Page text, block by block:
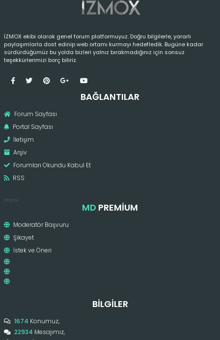
İZMOX ekibi olarak genel forum platformuyuz. Doğru bilgilerle, yararlı
paylaşımlarla dost edinip web ortamı kurmayı hedefledik. Bugüne kadar
sürdürdüğümüz bu yolda bizleri yalnız bırakmadığınız için sonsuz
teşekkürlerimizi borç biliriz.
BAĞLANTILAR
Forum Sayfası
Portal Sayfası
İletişim
Arşiv
Forumları Okundu Kabul Et
RSS
pergola
MD PREMIUM
Moderatör Başvuru
Şikayet
İstek ve Öneri
BILGILER
1674 Konumuz,
22934 Mesajımız,